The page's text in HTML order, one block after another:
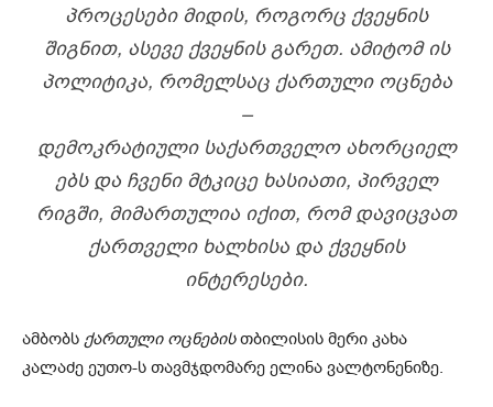
ᲞᲠᲝᲪᲔᲡᲔᲑᲘ ᲛᲘᲓᲘᲡ, ᲠᲝᲒᲝᲠᲪ ᲥᲕᲔᲧᲜᲘᲡ
ᲨᲘᲒᲜᲘᲗ, ᲐᲡᲔᲕᲔ ᲥᲕᲔᲧᲜᲘᲡ ᲒᲐᲠᲔᲗ. ᲐᲛᲘᲢᲝᲛ ᲘᲡ
ᲞᲝᲚᲘᲢᲘᲙᲐ, ᲠᲝᲛᲔᲚᲡᲐᲪ ᲥᲐᲠᲗᲣᲚᲘ ᲝᲪᲜᲔᲑᲐ
–
ᲓᲔᲛᲝᲙᲠᲐᲢᲘᲣᲚᲘ ᲡᲐᲥᲐᲠᲗᲕᲔᲚᲝᲐᲮᲝᲠᲪᲘᲔᲚ
ᲔᲑᲡ ᲓᲐ ᲩᲕᲔᲜᲘ ᲛᲢᲙᲘᲪᲔ ᲮᲐᲡᲘᲐᲗᲘ, ᲞᲘᲠᲕᲔᲚ
ᲠᲘᲒᲨᲘ, ᲛᲘᲛᲐᲠᲗᲣᲚᲘᲐ ᲘᲥᲘᲗ, ᲠᲝᲛ ᲓᲐᲕᲘᲪᲕᲐᲗ
ᲥᲐᲠᲗᲕᲔᲚᲘ ᲮᲐᲚᲮᲘᲡᲐ ᲓᲐ ᲥᲕᲔᲧᲜᲘᲡ
ᲘᲜᲢᲔᲠᲔᲡᲔᲑᲘ.
ამბობს ქართული ოცნებისთბილისის მერი კახა
კალაძე ეუთო-ს თავმჯდომარე ელინა ვალტონენიზე.